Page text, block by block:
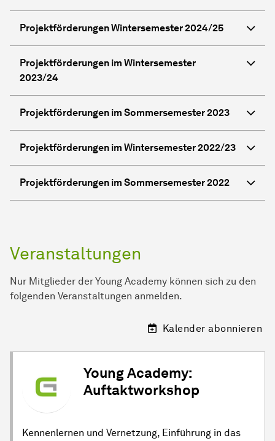
Projektförderungen Wintersemester 2024/25
Projektförderungen im Wintersemester
2023/24
Projektförderungen im Sommersemester 2023
Projektförderungen im Wintersemester 2022/23
Projektförderungen im Sommersemester 2022
Veranstaltungen
Nur Mitglieder der Young Academy können sich zu den
folgenden Veranstaltungen anmelden.
Kalender abonnieren
Young Academy:
Auftaktworkshop
Kennenlernen und Vernetzung, Einführung in das